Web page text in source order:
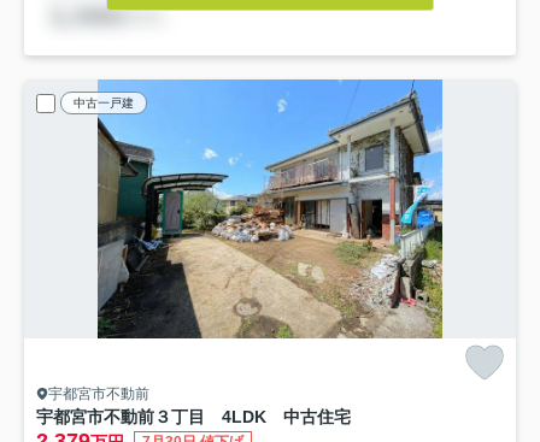
中古一戸建
宇都宮市不動前
宇都宮市不動前３丁目 4LDK 中古住宅